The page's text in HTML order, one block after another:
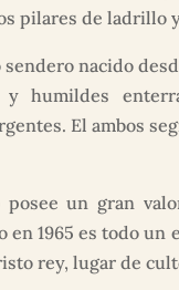
pilares de ladrillo
nacido
y humildes
El ambos
posee un gran
1965 es todo
rey, lugar de